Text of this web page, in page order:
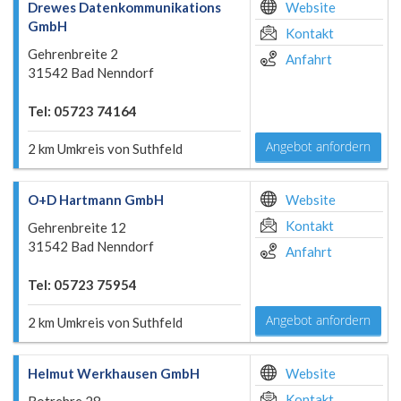
Drewes Datenkommunikations
GmbH
Gehrenbreite 2
31542 Bad Nenndorf
Tel: 05723 74164
2 km Umkreis von Suthfeld
Website
Kontakt
Anfahrt
Angebot anfordern
O+D Hartmann GmbH
Gehrenbreite 12
31542 Bad Nenndorf
Tel: 05723 75954
2 km Umkreis von Suthfeld
Website
Kontakt
Anfahrt
Angebot anfordern
Helmut Werkhausen GmbH
Website